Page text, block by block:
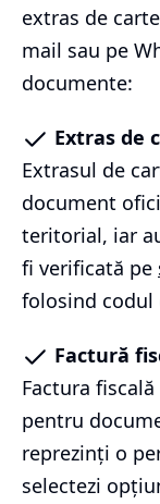
extras de
mail sau pe
documente:
Extras de
Extrasul de
document
teritorial, iar
fi verificată pe
folosind codul
Factură
Factura
pentru
reprezinți o
selectezi